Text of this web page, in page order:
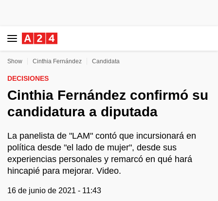
Show Cinthia Fernández Candidata
DECISIONES
Cinthia Fernández confirmó su
candidatura a diputada
La panelista de "LAM" contó que incursionará en
política desde "el lado de mujer", desde sus
experiencias personales y remarcó en qué hará
hincapié para mejorar. Video.
16 de junio de 2021 - 11:43